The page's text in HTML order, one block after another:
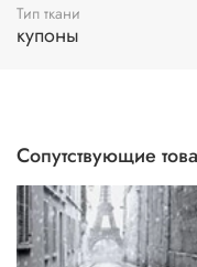
Тип ткани
купоны
Сопутствующие